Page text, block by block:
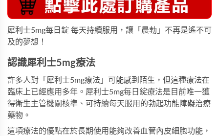
犀利士5mg每日錠 每天持續服用，讓「晨勃」不再是遙不可
及的夢想！
認識犀利士5mg療法
許多人對「犀利士5mg療法」可能感到陌生，但這種療法在
臨床上已經應用多年。 犀利士5mg每日錠療法是目前唯一獲
得衛生主管機關核準、可持續每天服用的勃起功能障礙治療
藥物。
這項療法的優點在於長期使用能夠改善血管內皮細胞功能，